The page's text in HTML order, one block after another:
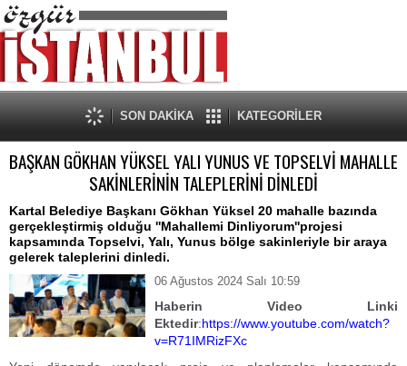
SON DAKİKA KATEGORİLER
BAŞKAN GÖKHAN YÜKSEL YALI YUNUS VE TOPSELVİ MAHALLE
SAKİNLERİNİN TALEPLERİNİ DİNLEDİ
Kartal Belediye Başkanı Gökhan Yüksel 20 mahalle bazında
gerçekleştirmiş olduğu ''Mahallemi Dinliyorum''projesi
kapsamında Topselvi, Yalı, Yunus bölge sakinleriyle bir araya
gelerek taleplerini dinledi.
06 Ağustos 2024 Salı 10:59
Haberin Video Linki
Ektedir:https://www.youtube.com/watch?
v=R71IMRizFXc